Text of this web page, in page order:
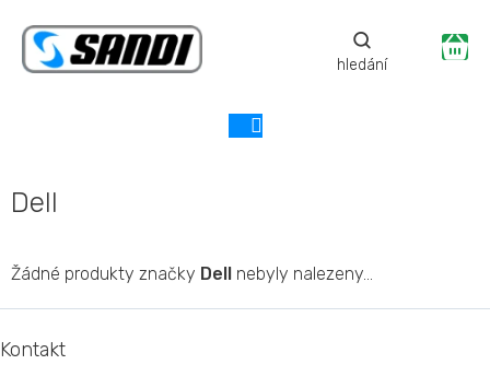
obsah
Dell
Žádné produkty značky Dell nebyly nalezeny...
á
Kontakt